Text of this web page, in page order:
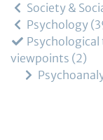
Society &
Psychology
viewpoints 2